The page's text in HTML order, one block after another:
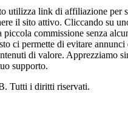
utilizza link di affiliazione per
il sito attivo. Cliccando su
piccola commissione senza
ci permette di evitare annunci
di valore. Apprezziamo
supporto.
Tutti i diritti riservati.